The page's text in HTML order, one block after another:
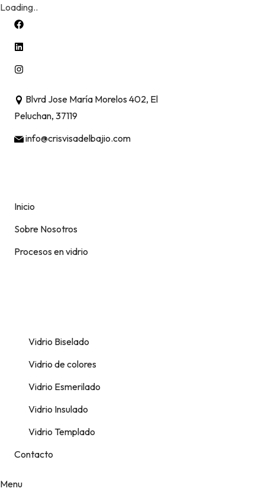
Loading..
Skip
content
Blvrd Jose María Morelos 402, El
Peluchan, 37119
info@crisvisadelbajio.com
Inicio
Sobre Nosotros
Procesos en vidrio
Vidrio Biselado
Vidrio de colores
Vidrio Esmerilado
Vidrio Insulado
Vidrio Templado
Contacto
Menu